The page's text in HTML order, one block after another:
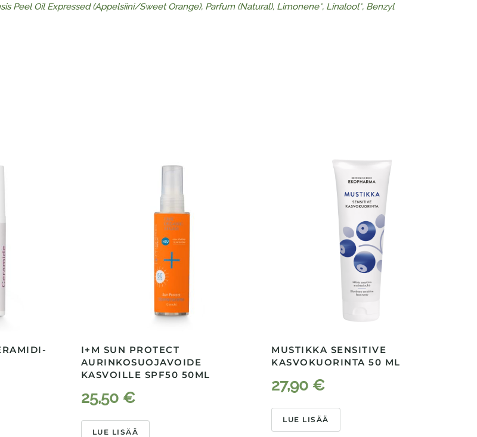
Peel Oil Expressed (Appelsiini/Sweet Orange), Parfum (Natural), Limonene*, Linalool*, Benzyl
I+M SUN PROTECT
AURINKOSUOJAVOIDE
KASVOILLE SPF50 50ML
25,50 €
LUE LISÄÄ
MUSTIKKA SENSITIVE
KASVOKUORINTA 50 ML
27,90 €
LUE LISÄÄ